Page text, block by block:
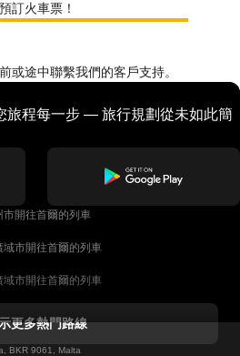
訂火車票！
或途中聯繫我們的客戶支持。
旅程每一步 — 旅行規劃從未如此簡
市開往首爾的列車
域市開往首爾的列車
域市開往首爾的列車
開往戈尔韦的列車
更多熱門路線
BKR 9061, Malta